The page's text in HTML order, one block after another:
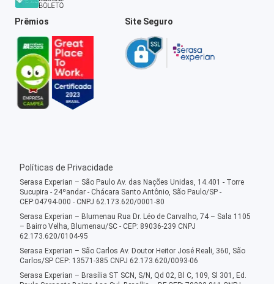
Prêmios Site Seguro
Políticas de Privacidade
Serasa Experian – São Paulo Av. das Nações Unidas, 14.401 - Torre
Sucupira - 24ºandar - Chácara Santo Antônio, São Paulo/SP -
CEP:04794-000 - CNPJ 62.173.620/0001-80
Serasa Experian – Blumenau Rua Dr. Léo de Carvalho, 74 – Sala 1105
– Bairro Velha, Blumenau/SC - CEP: 89036-239 CNPJ
62.173.620/0104-95
Serasa Experian – São Carlos Av. Doutor Heitor José Reali, 360, São
Carlos/SP CEP: 13571-385 CNPJ 62.173.620/0093-06
Serasa Experian – Brasília ST SCN, S/N, Qd 02, Bl C, 109, Sl 301, Ed.